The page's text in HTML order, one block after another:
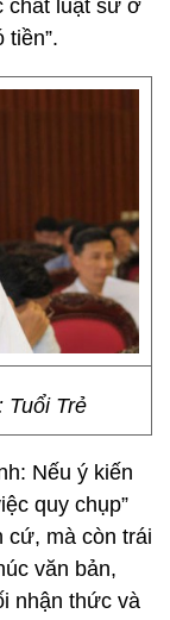
chất luật sư ở
Trẻ
Nếu ý kiến
quy chụp”
cứ, mà còn trái
văn bản,
nhận thức và